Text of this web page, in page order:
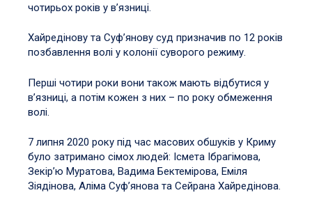
чотирьох років у в’язниці.
Хайредінову та Суф’янову суд призначив по 12 років
позбавлення волі у колонії суворого режиму.
Перші чотири роки вони також мають відбутися у
в’язниці, а потім кожен з них – по року обмеження
волі.
7 липня 2020 року під час масових обшуків у Криму
було затримано сімох людей: Ісмета Ібрагімова,
Зекір’ю Муратова, Вадима Бектемірова, Еміля
Зіядінова, Аліма Суф’янова та Сейрана Хайредінова.